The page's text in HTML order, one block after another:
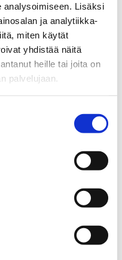
analysoimiseen. Lisäksi
ja analytiikka-
miten käytät
yhdistää näitä
heille tai joita on
palvelujaan.